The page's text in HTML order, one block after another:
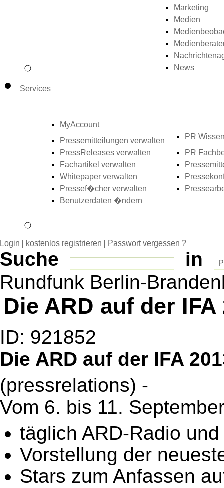
Marketing
Medien
News
Services
MyAccount
Pressemitteilungen verwalten
PressReleases verwalten
Fachartikel verwalten
Whitepaper verwalten
Pressef�cher verwalten
Benutzerdaten �ndern
PR
PR
Login kostenlos registrieren Passwort vergessen ?
Suche
in
Rundfunk Berlin-
Die ARD auf der IFA
ID: 921852
Die ARD auf der IFA
(pressrelations) -
Vom 6. bis 11.
täglich ARD-Radio
Vorstellung der
Stars zum Anfassen